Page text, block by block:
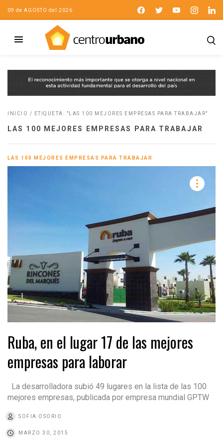
09 de AGOSTO del 2026
INICIO / ETIQUETA: "LAS 100 MEJORES EMPRESAS PARA TRABAJAR"
LAS 100 MEJORES EMPRESAS PARA TRABAJAR
LAS 100 MEJORES EMPRESAS PARA TRABAJAR
Ruba, en el lugar 17 de las mejores
empresas para laborar
La desarrolladora subió 49 lugares en la lista de las 100
mejores empresas, publicada por empresa mundial GPTW
SOFIA OSORIO
MARZO 30, 2015